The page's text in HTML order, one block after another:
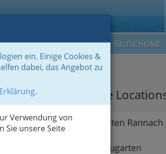
BRANCHEN MEIN IG GUTSCHEINE
ein. Einige Cookies &
dabei, das Angebot zu
.
Verwendung von
Sie unsere Seite
Next
Wichtige
Alpengarten Rannach
Grazer Augarten